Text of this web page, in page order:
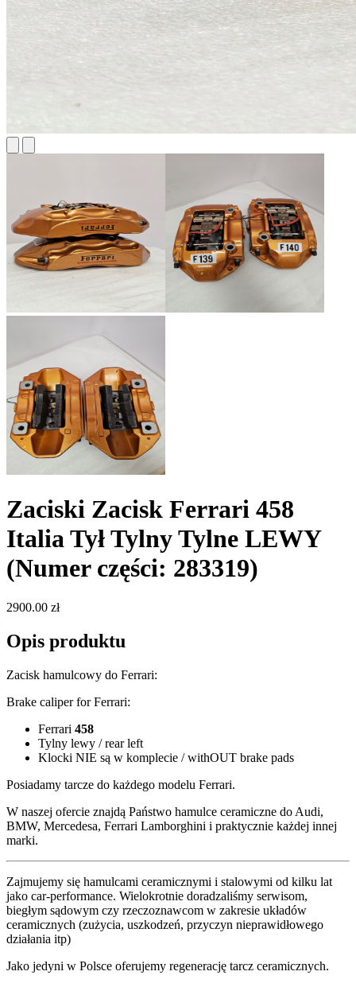
Zaciski Zacisk Ferrari 458
Italia Tył Tylny Tylne LEWY
(Numer części: 283319)
2900.00 zł
Opis produktu
Zacisk hamulcowy do Ferrari:
Brake caliper for Ferrari:
Ferrari 458
Tylny lewy / rear left
Klocki NIE są w komplecie / withOUT brake pads
Posiadamy tarcze do każdego modelu Ferrari.
W naszej ofercie znajdą Państwo hamulce ceramiczne do Audi,
BMW, Mercedesa, Ferrari Lamborghini i praktycznie każdej innej
marki.
Zajmujemy się hamulcami ceramicznymi i stalowymi od kilku lat
jako car-performance. Wielokrotnie doradzaliśmy serwisom,
biegłym sądowym czy rzeczoznawcom w zakresie układów
ceramicznych (zużycia, uszkodzeń, przyczyn nieprawidłowego
działania itp)
Jako jedyni w Polsce oferujemy regenerację tarcz ceramicznych.